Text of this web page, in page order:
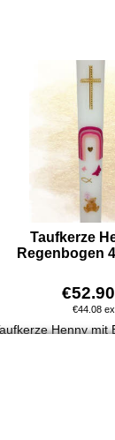
Taufkerze
Regenbogen
€52.90
€44.08